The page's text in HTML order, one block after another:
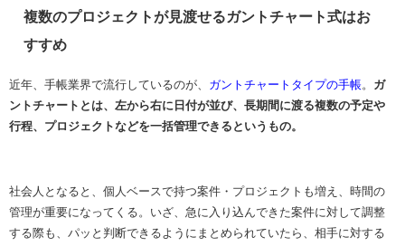
複数のプロジェクトが見渡せるガントチャート式はお
すすめ
近年、手帳業界で流行しているのが、 ガントチャートタイプの手帳。 ガ
ントチャートとは、左から右に日付が並び、長期間に渡る複数の予定や
行程、プロジェクトなどを一括管理できるというもの。
社会人となると、個人ベースで持つ案件・プロジェクトも増え、時間の
管理が重要になってくる。いざ、急に入り込んできた案件に対して調整
する際も、パッと判断できるようにまとめられていたら、相手に対する